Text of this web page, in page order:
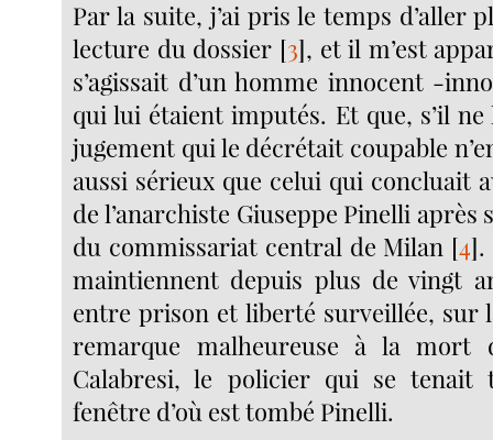
Par la suite, j’ai pris le temps d’aller
lecture du dossier [3], et il m’est
s’agissait d’un homme innocent -
qui lui étaient imputés. Et que, s’il ne
jugement qui le décrétait coupable
aussi sérieux que celui qui concluait
de l’anarchiste Giuseppe Pinelli après
du commissariat central de Milan [4].
maintiennent depuis plus de vingt
entre prison et liberté surveillée, sur
remarque malheureuse à la mort
Calabresi, le policier qui se
fenêtre d’où est tombé Pinelli.